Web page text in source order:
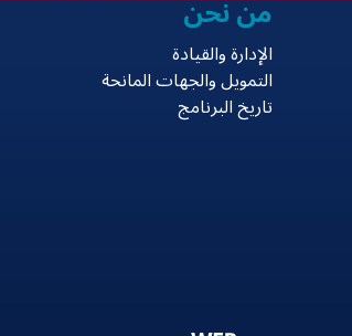
من نحن
الإدارة والقيادة
التمويل والجهات المانحة
تاريخ البرنامج